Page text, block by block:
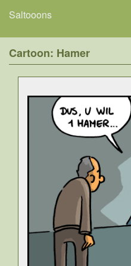
Saltooons
Cartoon: Hamer